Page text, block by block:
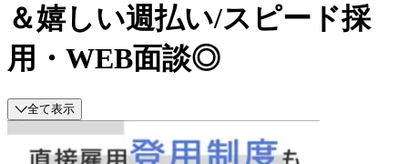
＆嬉しい週払い/スピード採
用・WEB面談◎
全て表示